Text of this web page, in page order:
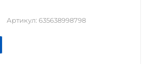
Артикул: 635638998798